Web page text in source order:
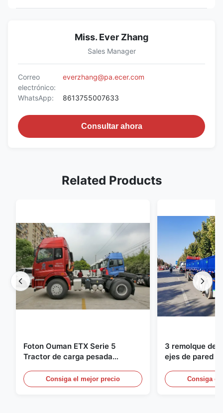
Miss. Ever Zhang
Sales Manager
Correo
electrónico:
everzhang@pa.ecer.com
WhatsApp: 8613755007633
Consultar ahora
Related Products
Foton Ouman ETX Serie 5
Tractor de carga pesada
tractor 4X2Consiga el mejor precio
3 remolque de
ejes de pared
a 60 toneladas
Consiga el